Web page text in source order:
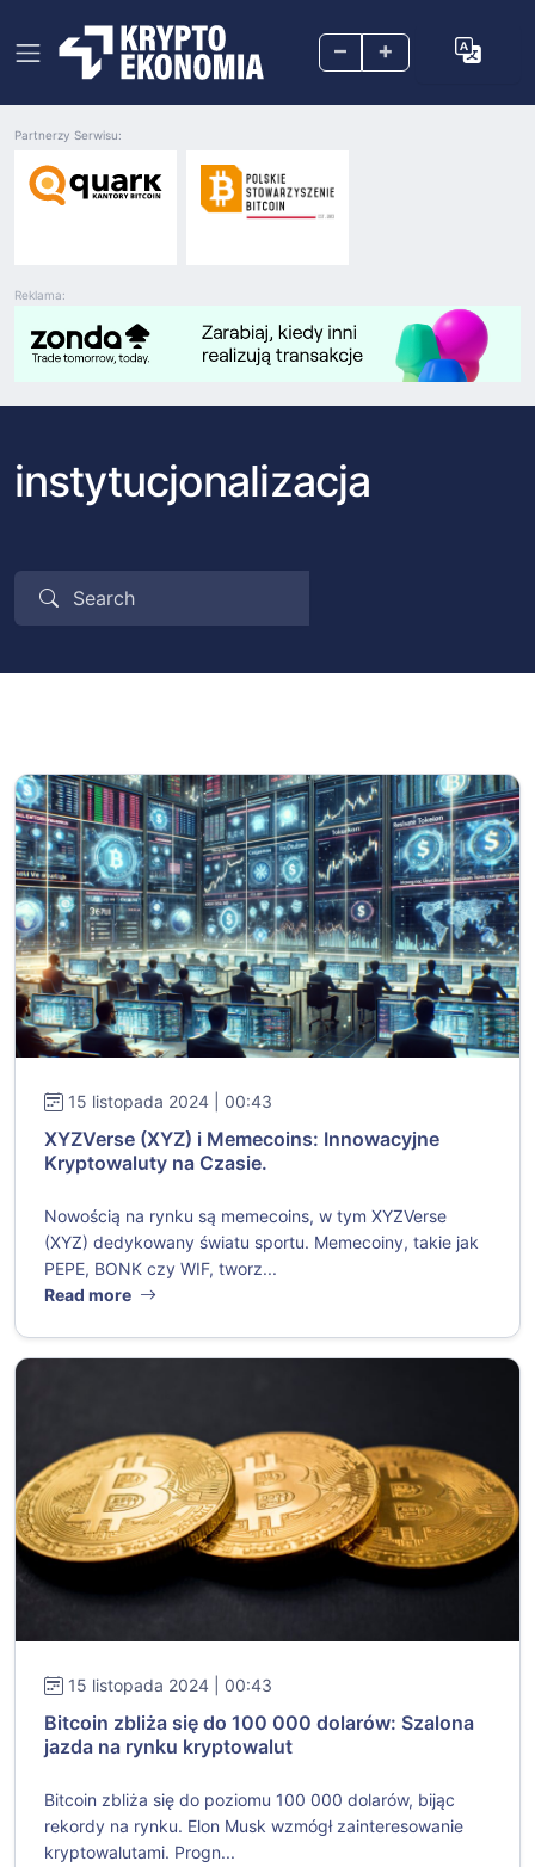
– +
Reklama:
Partnerzy Serwisu:
instytucjonalizacja
15 listopada 2024 | 00:43
XYZVerse (XYZ) i Memecoins: Innowacyjne
Kryptowaluty na Czasie.
Nowością na rynku są memecoins, w tym XYZVerse
(XYZ) dedykowany światu sportu. Memecoiny, takie jak
PEPE, BONK czy WIF, tworz...
Read more
15 listopada 2024 | 00:43
Bitcoin zbliża się do 100 000 dolarów: Szalona
jazda na rynku kryptowalut
Bitcoin zbliża się do poziomu 100 000 dolarów, bijąc
rekordy na rynku. Elon Musk wzmógł zainteresowanie
kryptowalutami. Progn...